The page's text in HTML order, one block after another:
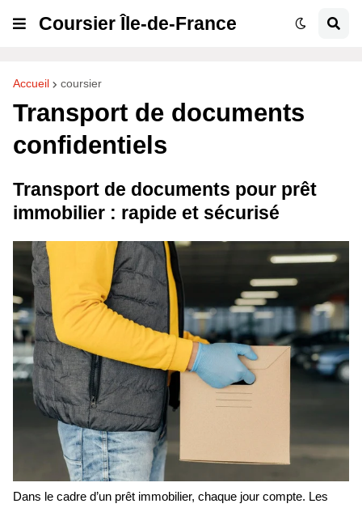
Coursier Île-de-France
Accueil coursier
Transport de documents
confidentiels
Transport de documents pour prêt
immobilier : rapide et sécurisé
Dans le cadre d’un prêt immobilier, chaque jour compte. Les